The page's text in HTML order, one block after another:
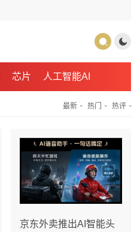
芯片 人工智能AI
最新 热门 热评
京东外卖推出AI智能头